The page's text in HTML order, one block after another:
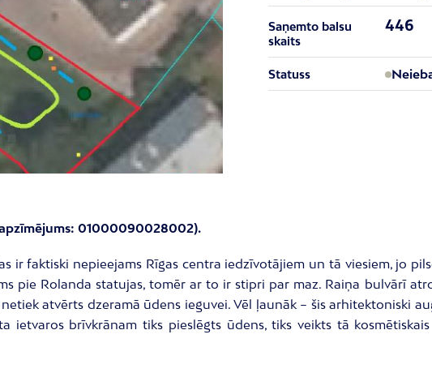
Saņemto balsu
skaits
446
Statuss
01000090028002).
ir faktiski nepieejams Rīgas centra iedzīvotājiem un tā viesiem, jo
pie Rolanda statujas, tomēr ar to ir stipri par maz. Raiņa bulvārī
atvērts dzeramā ūdens ieguvei. Vēl ļaunāk – šis arhitektoniski
brīvkrānam tiks pieslēgts ūdens, tiks veikts tā